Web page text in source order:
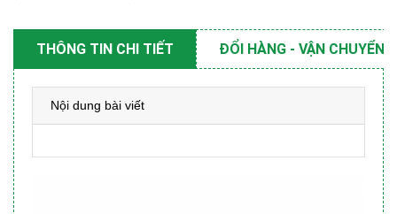
THÔNG TIN CHI TIẾT ĐỔI HÀNG - VẬN CHUYỂN
Nội dung bài viết